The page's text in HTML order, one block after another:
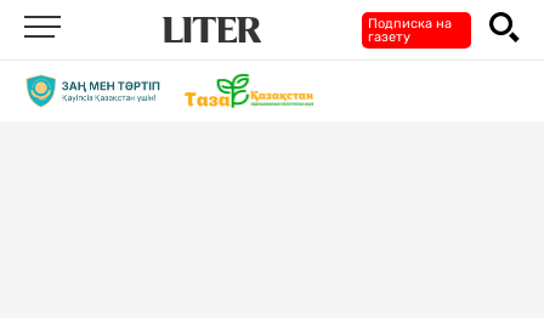
Подписка на
газету